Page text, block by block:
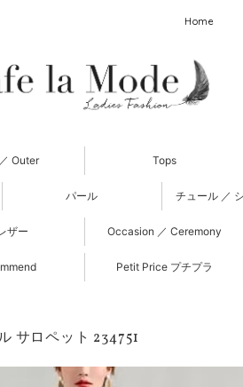
Home
Outer Tops
パール チュール ／
ザー Occasion ／ Ceremony
Petit Price プチプラ
サロペット 234751